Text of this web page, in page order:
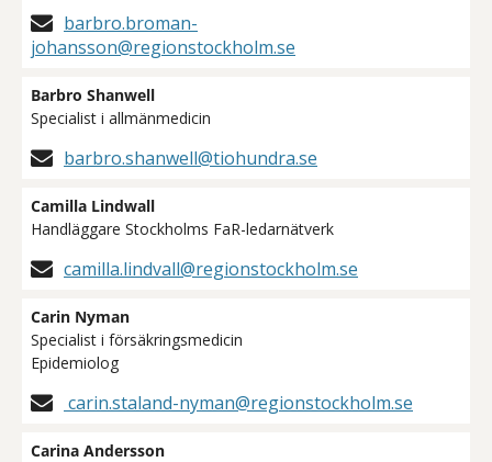
barbro.broman-
johansson@regionstockholm.se
Barbro Shanwell
Specialist i allmänmedicin
barbro.shanwell@tiohundra.se
Camilla Lindwall
Handläggare Stockholms FaR-ledarnätverk
camilla.lindvall@regionstockholm.se
Carin Nyman
Specialist i försäkringsmedicin
Epidemiolog
carin.staland-nyman@regionstockholm.se
Carina Andersson